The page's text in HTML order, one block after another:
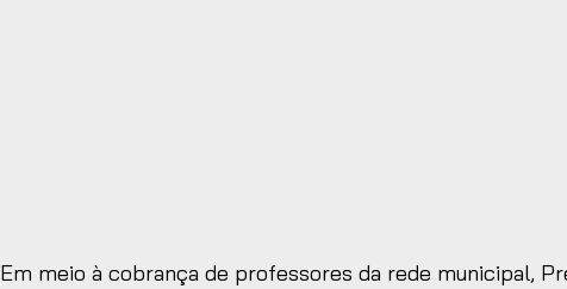
Em meio à cobrança de professores da rede municipal,